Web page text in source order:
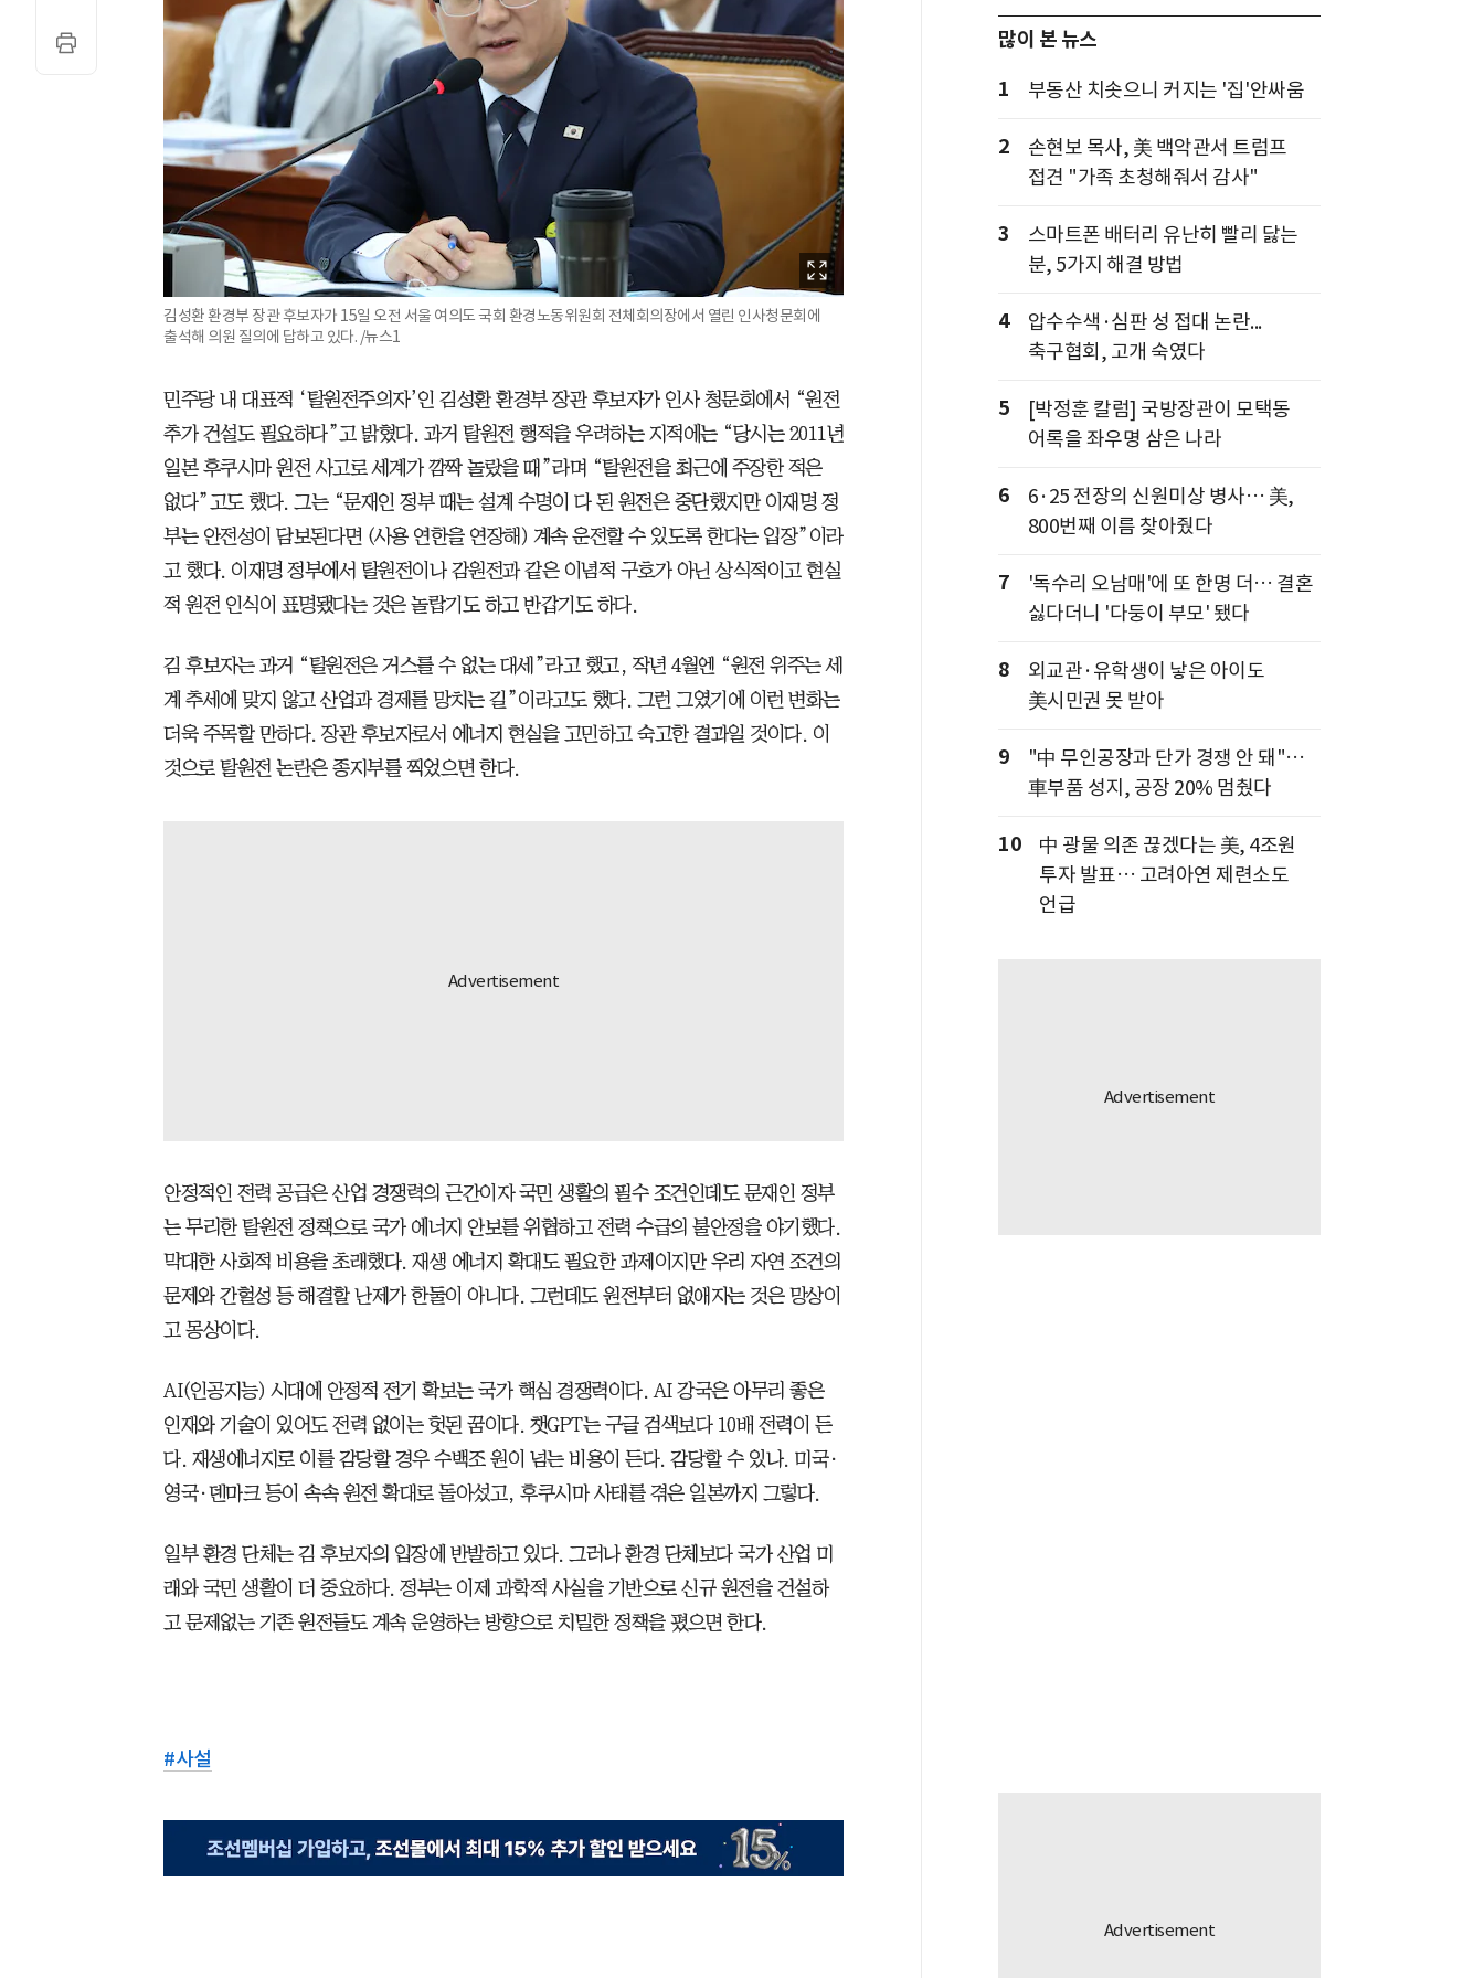
김성환 환경부 장관 후보자가 15일 오전 서울 여의도 국회 환경노동위원회 전체회의장에서 열린 인사청문회에
출석해 의원 질의에 답하고 있다. /뉴스1
민주당 내 대표적 ‘탈원전주의자’인 김성환 환경부 장관 후보자가 인사 청문회에서 “원전
추가 건설도 필요하다”고 밝혔다. 과거 탈원전 행적을 우려하는 지적에는 “당시는 2011년
일본 후쿠시마 원전 사고로 세계가 깜짝 놀랐을 때”라며 “탈원전을 최근에 주장한 적은
없다”고도 했다. 그는 “문재인 정부 때는 설계 수명이 다 된 원전은 중단했지만 이재명 정
부는 안전성이 담보된다면 (사용 연한을 연장해) 계속 운전할 수 있도록 한다는 입장”이라
고 했다. 이재명 정부에서 탈원전이나 감원전과 같은 이념적 구호가 아닌 상식적이고 현실
적 원전 인식이 표명됐다는 것은 놀랍기도 하고 반갑기도 하다.
김 후보자는 과거 “탈원전은 거스를 수 없는 대세”라고 했고, 작년 4월엔 “원전 위주는 세
계 추세에 맞지 않고 산업과 경제를 망치는 길”이라고도 했다. 그런 그였기에 이런 변화는
더욱 주목할 만하다. 장관 후보자로서 에너지 현실을 고민하고 숙고한 결과일 것이다. 이
것으로 탈원전 논란은 종지부를 찍었으면 한다.
안정적인 전력 공급은 산업 경쟁력의 근간이자 국민 생활의 필수 조건인데도 문재인 정부
는 무리한 탈원전 정책으로 국가 에너지 안보를 위협하고 전력 수급의 불안정을 야기했다.
막대한 사회적 비용을 초래했다. 재생 에너지 확대도 필요한 과제이지만 우리 자연 조건의
문제와 간헐성 등 해결할 난제가 한둘이 아니다. 그런데도 원전부터 없애자는 것은 망상이
고 몽상이다.
AI(인공지능) 시대에 안정적 전기 확보는 국가 핵심 경쟁력이다. AI 강국은 아무리 좋은
인재와 기술이 있어도 전력 없이는 헛된 꿈이다. 챗GPT는 구글 검색보다 10배 전력이 든
다. 재생에너지로 이를 감당할 경우 수백조 원이 넘는 비용이 든다. 감당할 수 있나. 미국·
영국·덴마크 등이 속속 원전 확대로 돌아섰고, 후쿠시마 사태를 겪은 일본까지 그렇다.
일부 환경 단체는 김 후보자의 입장에 반발하고 있다. 그러나 환경 단체보다 국가 산업 미
래와 국민 생활이 더 중요하다. 정부는 이제 과학적 사실을 기반으로 신규 원전을 건설하
고 문제없는 기존 원전들도 계속 운영하는 방향으로 치밀한 정책을 폈으면 한다.
#사설
많이 본 뉴스
1
부동산 치솟으니 커지는 '집'안싸움
2
손현보 목사, 美 백악관서 트럼프
접견 "가족 초청해줘서 감사"
3
스마트폰 배터리 유난히 빨리 닳는
분, 5가지 해결 방법
4
압수수색·심판 성 접대 논란...
축구협회, 고개 숙였다
5
[박정훈 칼럼] 국방장관이 모택동
어록을 좌우명 삼은 나라
6
6·25 전장의 신원미상 병사… 美,
800번째 이름 찾아줬다
7
'독수리 오남매'에 또 한명 더… 결혼
싫다더니 '다둥이 부모' 됐다
8
외교관·유학생이 낳은 아이도
美시민권 못 받아
9
"中 무인공장과 단가 경쟁 안 돼"…
車부품 성지, 공장 20% 멈췄다
10
中 광물 의존 끊겠다는 美, 4조원
투자 발표… 고려아연 제련소도
언급